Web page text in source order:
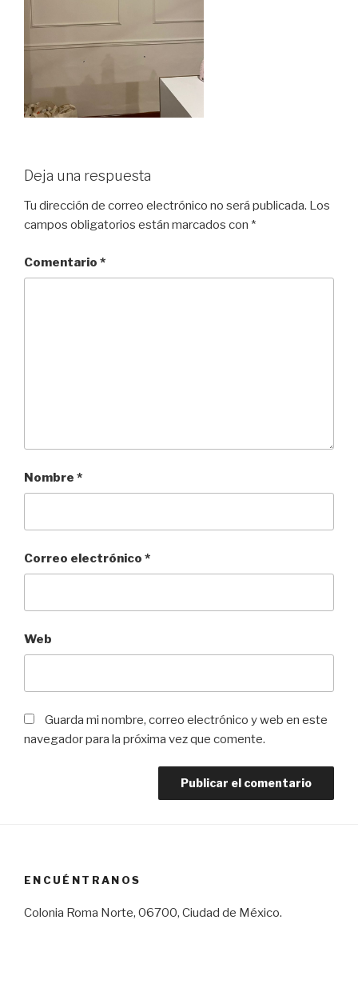
Deja una respuesta
Tu dirección de correo electrónico no será publicada. Los
campos obligatorios están marcados con *
Comentario *
Nombre *
Correo electrónico *
Web
Guarda mi nombre, correo electrónico y web en este
navegador para la próxima vez que comente.
ENCUÉNTRANOS
Colonia Roma Norte, 06700, Ciudad de México.